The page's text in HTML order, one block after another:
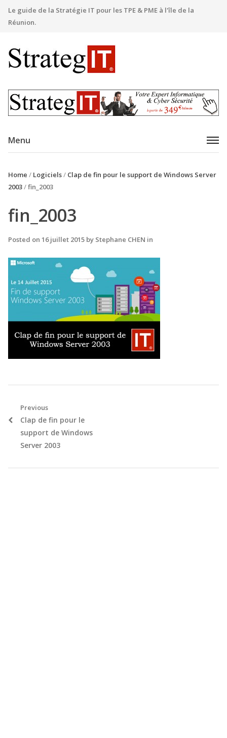
Le guide de la Stratégie IT pour les TPE & PME à l'île de la
Réunion.
Menu
Home / Logiciels/ Clap de fin pour le support de Windows Server
2003/fin_2003
fin_2003
Posted on 16 juillet 2015by Stephane CHEN in
Navigation
de
l’article
Previous
Previous
post:
Clap de fin pour le
support de Windows
Server 2003